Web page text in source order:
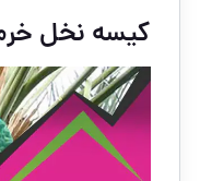
کیسه نخل